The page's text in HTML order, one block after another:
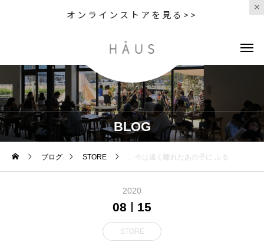
オンラインストアを見る>>
BLOG
ブログ STORE ． 今は遠く離れたあの子に ふる
2020
08 15
STORE